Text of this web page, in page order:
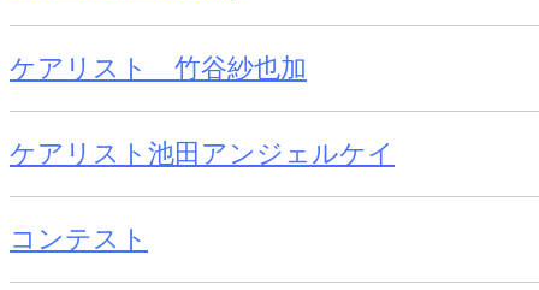
ケアリスト 竹谷紗也加
ケアリスト池田アンジェルケイ
コンテスト